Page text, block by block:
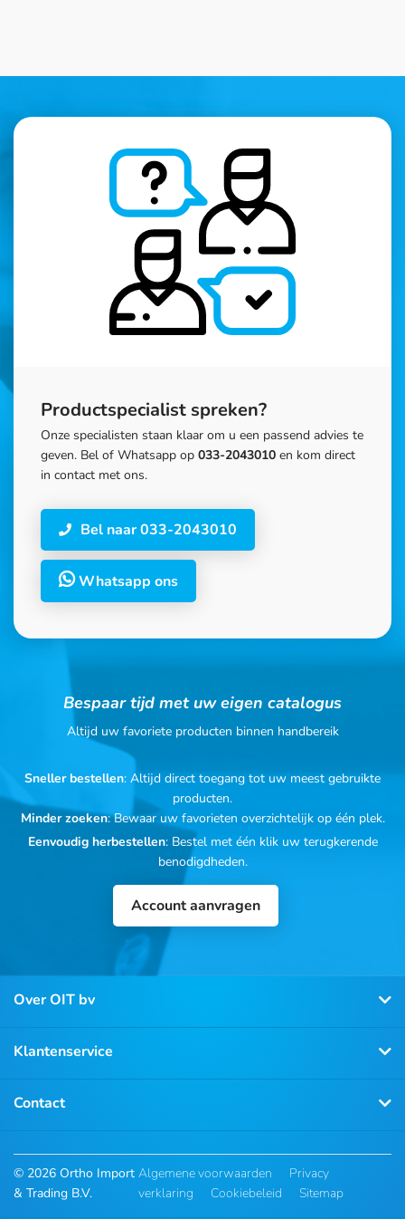
Productspecialist spreken?
Onze specialisten staan klaar om u een passend advies te
geven. Bel of Whatsapp op 033-2043010 en kom direct
in contact met ons.
Bel naar 033-2043010
Whatsapp ons
Bespaar tijd met uw eigen catalogus
Altijd uw favoriete producten binnen handbereik
Sneller bestellen: Altijd direct toegang tot uw meest gebruikte
producten.
Minder zoeken: Bewaar uw favorieten overzichtelijk op één plek.
Eenvoudig herbestellen: Bestel met één klik uw terugkerende
benodigdheden.
Account aanvragen
Over OIT bv
Klantenservice
Contact
© 2026 Ortho Import
& Trading B.V.
Algemene voorwaarden
Privacy
verklaring
Cookiebeleid Sitemap